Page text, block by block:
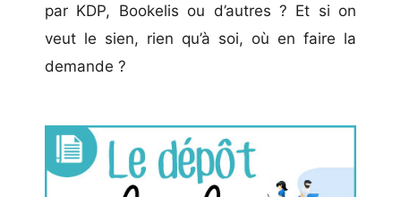
par KDP, Bookelis ou d’autres ? Et si on
veut le sien, rien qu’à soi, où en faire la
demande ?